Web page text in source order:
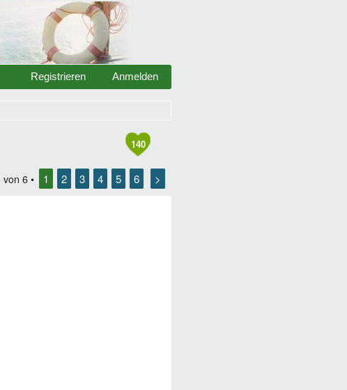
Anmelden
Registrieren
140
von 6 • 1 2 3 4 5 6 >